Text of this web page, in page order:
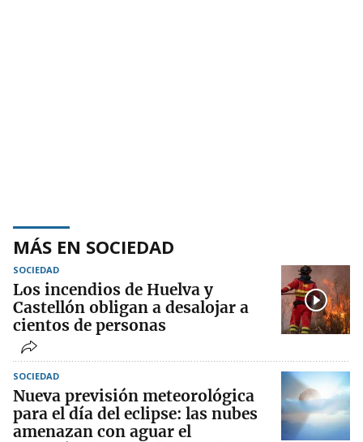
MÁS EN SOCIEDAD
SOCIEDAD
Los incendios de Huelva y
Castellón obligan a desalojar a
cientos de personas
SOCIEDAD
Nueva previsión meteorológica
para el día del eclipse: las nubes
amenazan con aguar el